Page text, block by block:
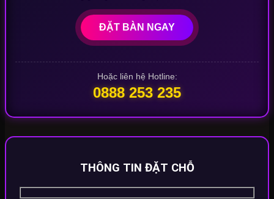
ĐẶT BÀN NGAY
Hoặc liên hệ Hotline:
0888 253 235
THÔNG TIN ĐẶT CHỖ